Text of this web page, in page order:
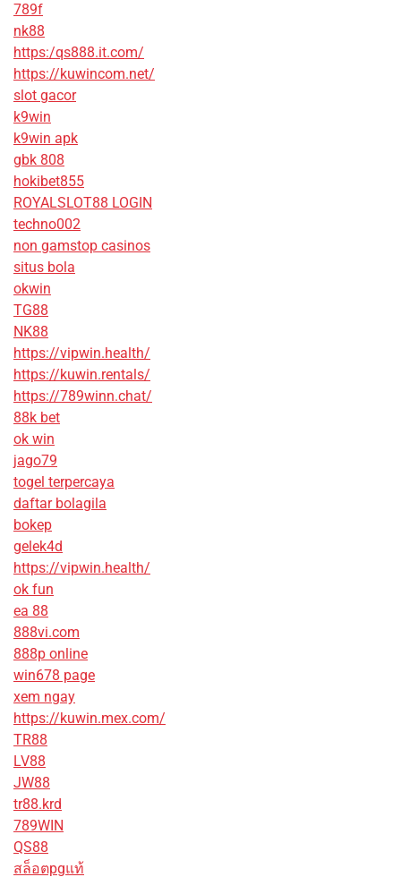
789f
nk88
https:/qs888.it.com/
https://kuwincom.net/
slot gacor
k9win
k9win apk
gbk 808
hokibet855
ROYALSLOT88 LOGIN
techno002
non gamstop casinos
situs bola
okwin
TG88
NK88
https://vipwin.health/
https://kuwin.rentals/
https://789winn.chat/
88k bet
ok win
jago79
togel terpercaya
daftar bolagila
bokep
gelek4d
https://vipwin.health/
ok fun
ea 88
888vi.com
888p online
win678 page
xem ngay
https://kuwin.mex.com/
TR88
LV88
JW88
tr88.krd
789WIN
QS88
สล็อตpgแท้